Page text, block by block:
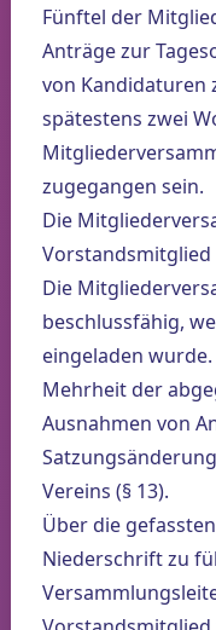
Fünftel der
Anträge zur
von Kandidaturen
spätestens zwei
zugegangen sein.
Die
Vorstandsmitglied
Die
beschlussfähig,
eingeladen
Mehrheit der
Ausnahmen von
Vereins (§ 13).
Über die
Niederschrift zu